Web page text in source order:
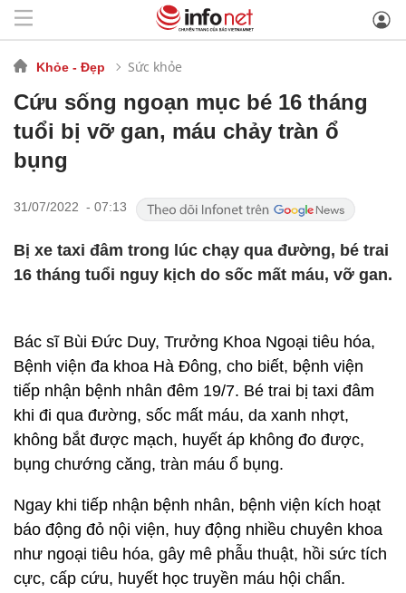
Khỏe - Đẹp Sức khỏe
Cứu sống ngoạn mục bé 16 tháng
tuổi bị vỡ gan, máu chảy tràn ổ
bụng
31/07/2022 - 07:13
Bị xe taxi đâm trong lúc chạy qua đường, bé trai
16 tháng tuổi nguy kịch do sốc mất máu, vỡ gan.
Bác sĩ Bùi Đức Duy, Trưởng Khoa Ngoại tiêu hóa,
Bệnh viện đa khoa Hà Đông, cho biết, bệnh viện
tiếp nhận bệnh nhân đêm 19/7. Bé trai bị taxi đâm
khi đi qua đường, sốc mất máu, da xanh nhợt,
không bắt được mạch, huyết áp không đo được,
bụng chướng căng, tràn máu ổ bụng.
Ngay khi tiếp nhận bệnh nhân, bệnh viện kích hoạt
báo động đỏ nội viện, huy động nhiều chuyên khoa
như ngoại tiêu hóa, gây mê phẫu thuật, hồi sức tích
cực, cấp cứu, huyết học truyền máu hội chẩn.